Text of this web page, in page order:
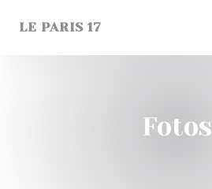
LE PARIS 17
Fotos